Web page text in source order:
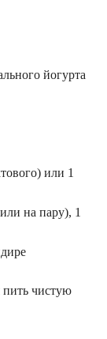
йогурта
или 1
на пару), 1
пить чистую